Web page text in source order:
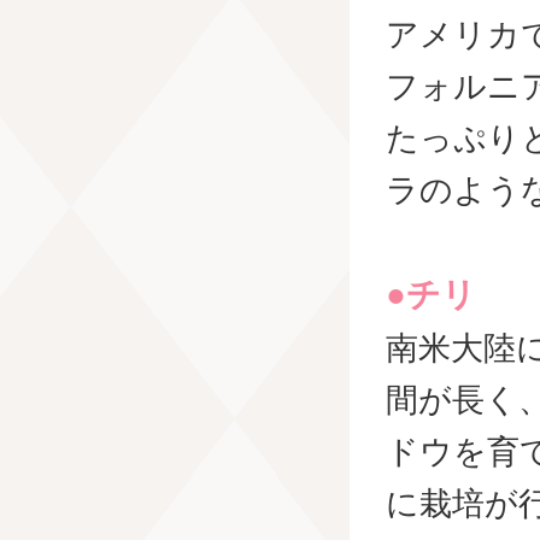
アメリカ
フォルニ
たっぷり
ラのよう
●チリ
南米大陸
間が長く
ドウを育
に栽培が